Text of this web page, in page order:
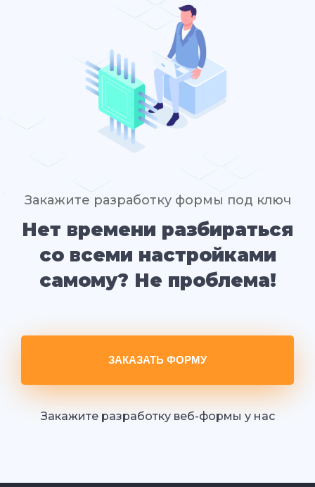
Закажите разработку формы под ключ
Нет времени разбираться
со всеми настройками
самому? Не проблема!
ЗАКАЗАТЬ ФОРМУ
Закажите разработку веб-формы у нас